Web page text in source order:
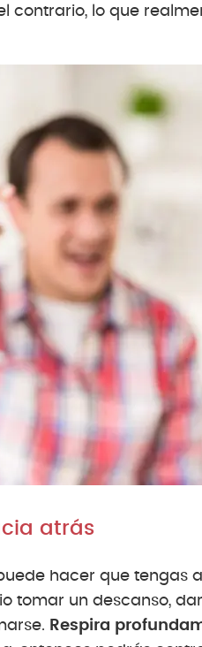
contrario, lo que
atrás
hacer que tengas
tomar un descanso,
Respira